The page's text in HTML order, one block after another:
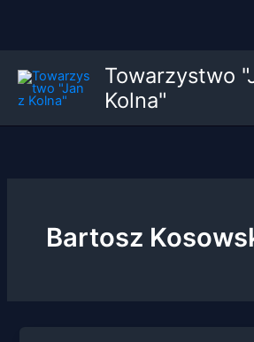
treści
Towarzystwo
Kolna"
Bartosz